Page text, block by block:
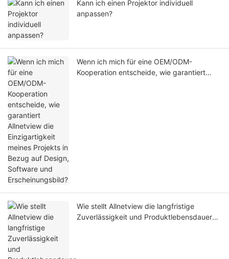
Kann ich einen Projektor individuell
anpassen?
Wenn ich mich für eine OEM/ODM-
Kooperation entscheide, wie garantiert
Wie stellt Allnetview die langfristige
Zuverlässigkeit und Produktlebensdauer